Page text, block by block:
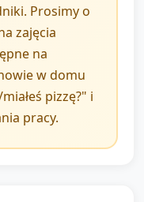
klaskanie "Pa,
ścianie.
opiekun
słowa powtórzyły.
Prosimy o
zajęcia
na
w domu
pizzę?" i
pracy.